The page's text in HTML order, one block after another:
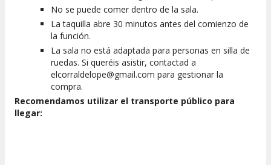
No se puede comer dentro de la sala.
La taquilla abre 30 minutos antes del comienzo de
la función.
La sala no está adaptada para personas en silla de
ruedas. Si queréis asistir, contactad a
elcorraldelope@gmail.com para gestionar la
compra.
Recomendamos utilizar el transporte público para
llegar: